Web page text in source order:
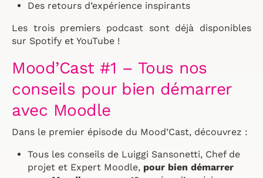
Des retours d’expérience inspirants
Les trois premiers podcast sont déjà disponibles
sur Spotify et YouTube !
Mood’Cast #1 – Tous nos
conseils pour bien démarrer
avec Moodle
Dans le premier épisode du Mood’Cast, découvrez :
Tous les conseils de Luiggi Sansonetti, Chef de
projet et Expert Moodle, pour bien démarrer